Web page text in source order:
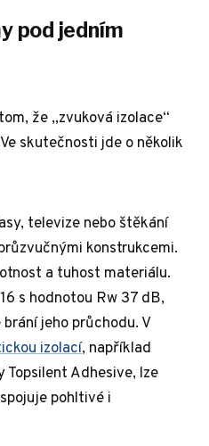
pod jedním
že „zvuková izolace“
skutečnosti jde o několik
televize nebo štěkání
konstrukcemi.
a tuhost materiálu.
s hodnotou Rw 37 dB,
jeho průchodu. V
izolací, například
Topsilent Adhesive, lze
pohltivé i